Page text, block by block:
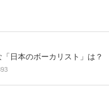
日本のボーカリスト」は？